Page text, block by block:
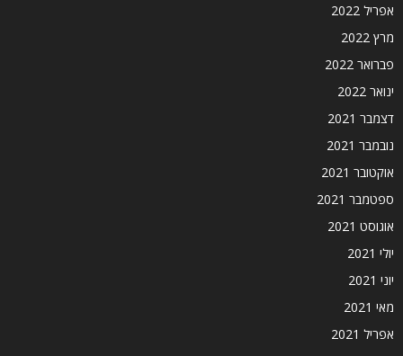
אפריל 2022
מרץ 2022
פברואר 2022
ינואר 2022
דצמבר 2021
נובמבר 2021
אוקטובר 2021
ספטמבר 2021
אוגוסט 2021
יולי 2021
יוני 2021
מאי 2021
אפריל 2021